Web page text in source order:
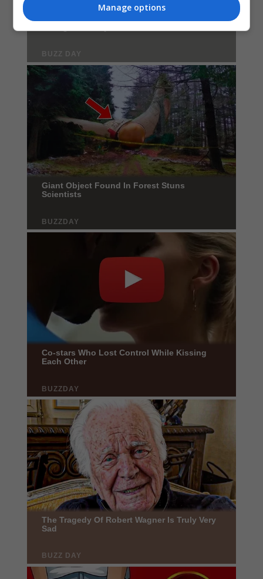
Manage options